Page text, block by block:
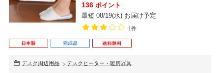
136 ポイント
最短 08/19(水) お届け予定
1件
デスク周辺用品 デスクヒーター・暖房器具